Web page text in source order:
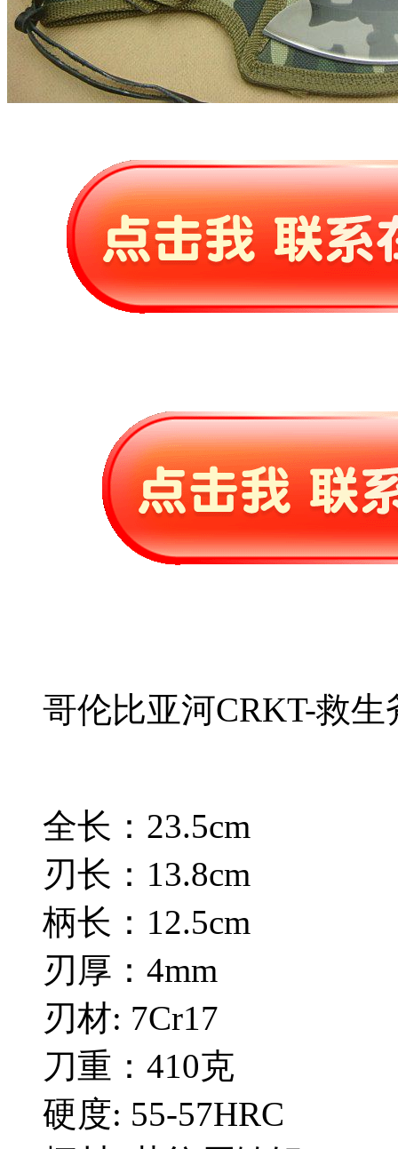
哥伦比亚河CRKT-救生
全长：23.5cm
刃长：13.8cm
柄长：12.5cm
刃厚：4mm
刃材: 7Cr17
刀重：410克
硬度: 55-57HRC